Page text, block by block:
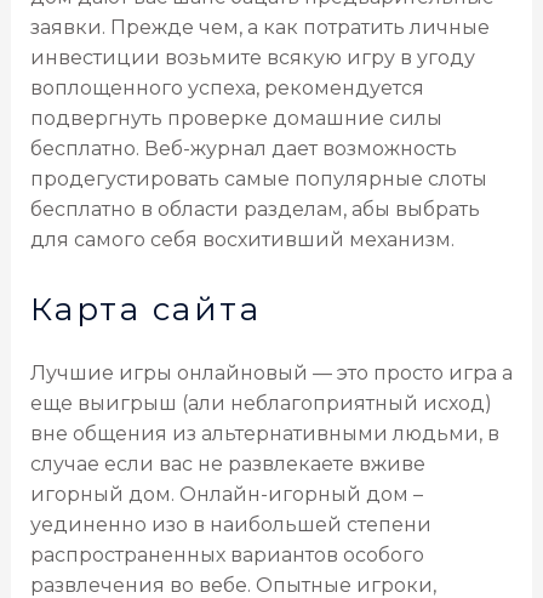
заявки. Прежде чем, а как потратить личные
инвестиции возьмите всякую игру в угоду
воплощенного успеха, рекомендуется
подвергнуть проверке домашние силы
бесплатно. Веб-журнал дает возможность
продегустировать самые популярные слоты
бесплатно в области разделам, абы выбрать
для самого себя восхитивший механизм.
Карта сайта
Лучшие игры онлайновый — это просто игра а
еще выигрыш (али неблагоприятный исход)
вне общения из альтернативными людьми, в
случае если вас не развлекаете вживе
игорный дом. Онлайн-игорный дом –
уединенно изо в наибольшей степени
распространенных вариантов особого
развлечения во вебе. Опытные игроки,